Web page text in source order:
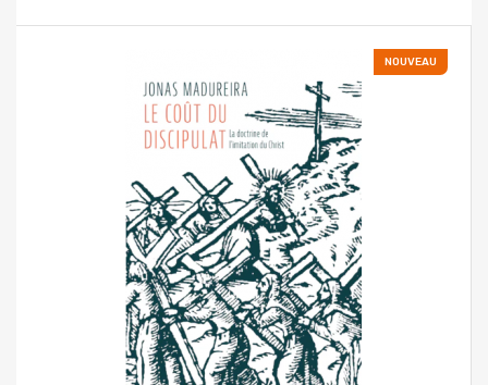
NOUVEAU